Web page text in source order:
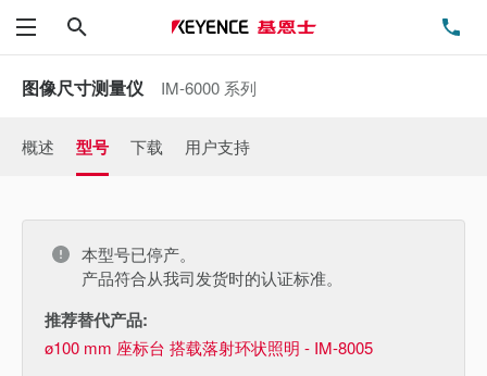
菜单
图像尺寸测量仪 IM-6000 系列
概述 型号 下载 用户支持
本型号已停产。
产品符合从我司发货时的认证标准。
推荐替代产品:
ø100 mm 座标台 搭载落射环状照明 - IM-8005